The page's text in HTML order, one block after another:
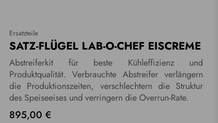
Ersatzteile
SATZ-FLÜGEL LAB-O-CHEF EISCREME
Abstreiferkit für beste Kühleffizienz und
Produktqualität. Verbrauchte Abstreifer verlängern
die Produktionszeiten, verschlechtern die Struktur
des Speiseeises und verringern die Overrun-Rate.
895,00 €